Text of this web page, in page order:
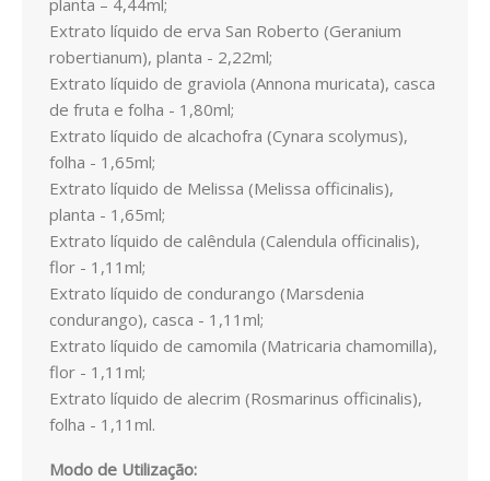
SISTEMA DIGESTIVO
SISTEMA IMUNITÁRIO
SISTEMA NERVOSO
SISTEMA OSTEOARTICULAR
SISTEMA PULMONAR
SISTEMA RENAL E URINÁRIO
VITAMINAS
EMAGRECIMENTO
CELULITE
DEPUR
planta – 4,44ml;
Extrato líquido de erva San Roberto (Geranium
robertianum), planta - 2,22ml;
Extrato líquido de graviola (Annona muricata), casca
de fruta e folha - 1,80ml;
Extrato líquido de alcachofra (Cynara scolymus),
folha - 1,65ml;
Extrato líquido de Melissa (Melissa officinalis),
planta - 1,65ml;
Extrato líquido de calêndula (Calendula officinalis),
flor - 1,11ml;
Extrato líquido de condurango (Marsdenia
condurango), casca - 1,11ml;
Extrato líquido de camomila (Matricaria chamomilla),
flor - 1,11ml;
Extrato líquido de alecrim (Rosmarinus officinalis),
folha - 1,11ml.
Modo de Utilização: